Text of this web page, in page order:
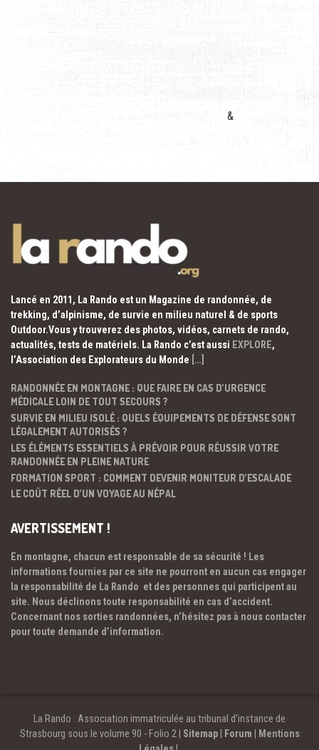
&
Lancé en 2011, La Rando est un Magazine de randonnée, de
trekking, d’alpinisme, de survie en milieu naturel & de sports
Outdoor.Vous y trouverez des photos, vidéos, carnets de rando,
actualités, tests de matériels. La Rando c’est aussi EXPLORE,
l’Association des Explorateurs du Monde […]
RANDONNÉE EN MONTAGNE : QUE FAIRE EN CAS D’URGENCE
MÉDICALE LOIN DE TOUT SECOURS ?
SURVIE EN MILIEU ISOLÉ : QUELS ÉQUIPEMENTS DE DÉFENSE SONT
LÉGALEMENT AUTORISÉS ?
LES ÉLÉMENTS ESSENTIELS À PRÉVOIR POUR RÉUSSIR VOTRE
RANDONNÉE EN PLEINE NATURE
FORMATION SPORT : COMMENT DEVENIR MONITEUR D’ESCALADE
LE COÛT RÉEL D’UN VOYAGE AU NÉPAL
AVERTISSEMENT !
En montagne, chacun est responsable de sa sécurité ! Les
informations fournies par ce site ne pourront en aucun cas engager
la responsabilité de La Rando et des personnes qui participent au
site. Nous déclinons toute responsabilité en cas d’accident.
Concernant nos sorties randonnées, n’hésitez pas à nous contacter
pour toute demande d’information.
La Rando : Association immatriculée au tribunal d’instance de
Strasbourg sous le volume 90 - Folio 2 | Sitemap| Forum
Mentions